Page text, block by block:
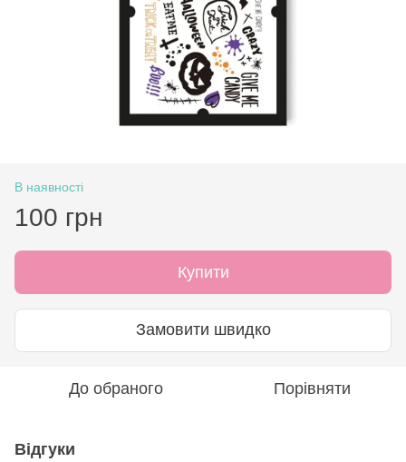
В наявності
100 грн
Купити
Замовити швидко
До обраного Порівняти
Відгуки